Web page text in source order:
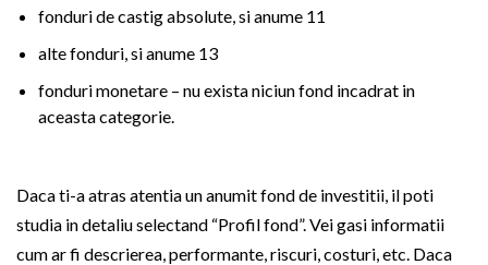
fonduri de castig absolute, si anume 11
alte fonduri, si anume 13
fonduri monetare – nu exista niciun fond incadrat in
aceasta categorie.
Daca ti-a atras atentia un anumit fond de investitii, il poti
studia in detaliu selectand “Profil fond”. Vei gasi informatii
cum ar fi descrierea, performante, riscuri, costuri, etc. Daca